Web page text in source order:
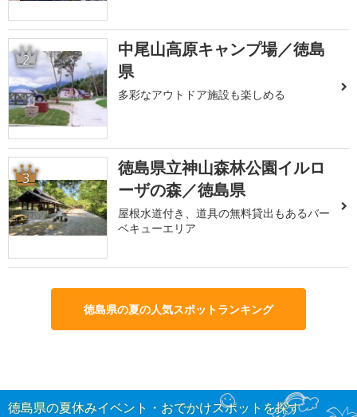
2
中尾山高原キャンプ場／徳島
県
多彩なアウトドア施設も楽しめる
3
徳島県立神山森林公園イルロ
ーザの森／徳島県
屋根水道付き、道具の無料貸出もあるバー
ベキューエリア
徳島県の夏の人気スポットランキング
徳島県の夏休みイベント・おでかけスポットを探す